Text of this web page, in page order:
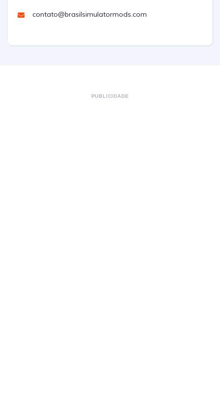
contato@brasilsimulatormods.com
PUBLICIDADE